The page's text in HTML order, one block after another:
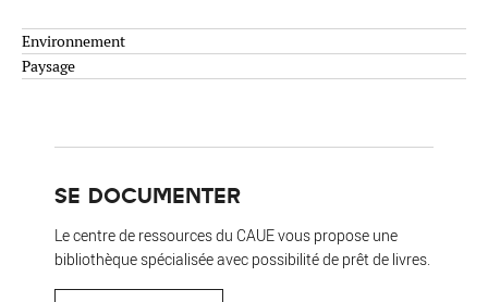
Environnement
Paysage
SE DOCUMENTER
Le centre de ressources du CAUE vous propose une
bibliothèque spécialisée avec possibilité de prêt de livres.